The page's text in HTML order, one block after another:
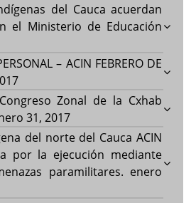
del Cauca acuerdan
el Ministerio de Educación
– ACIN FEBRERO DE
Zonal de la Cxhab
31, 2017
del norte del Cauca ACIN
por la ejecución mediante
paramilitares. enero